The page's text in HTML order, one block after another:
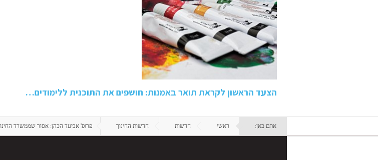
הצעד הראשון לקראת תואר באמנות: חושפים את התוכנית ללימודים…
אתם כאן: ראשי חדשות חדשות החינוך פרופ' אביעד הכהן: אסור שממשרד